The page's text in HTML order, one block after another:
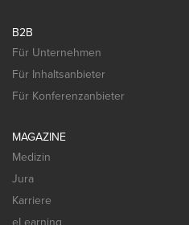
B2B
Für Unternehmen
Für Inhaltsanbieter
Für Konferenzanbieter
MAGAZINE
Medizin
Jura
Karriere
eLearning